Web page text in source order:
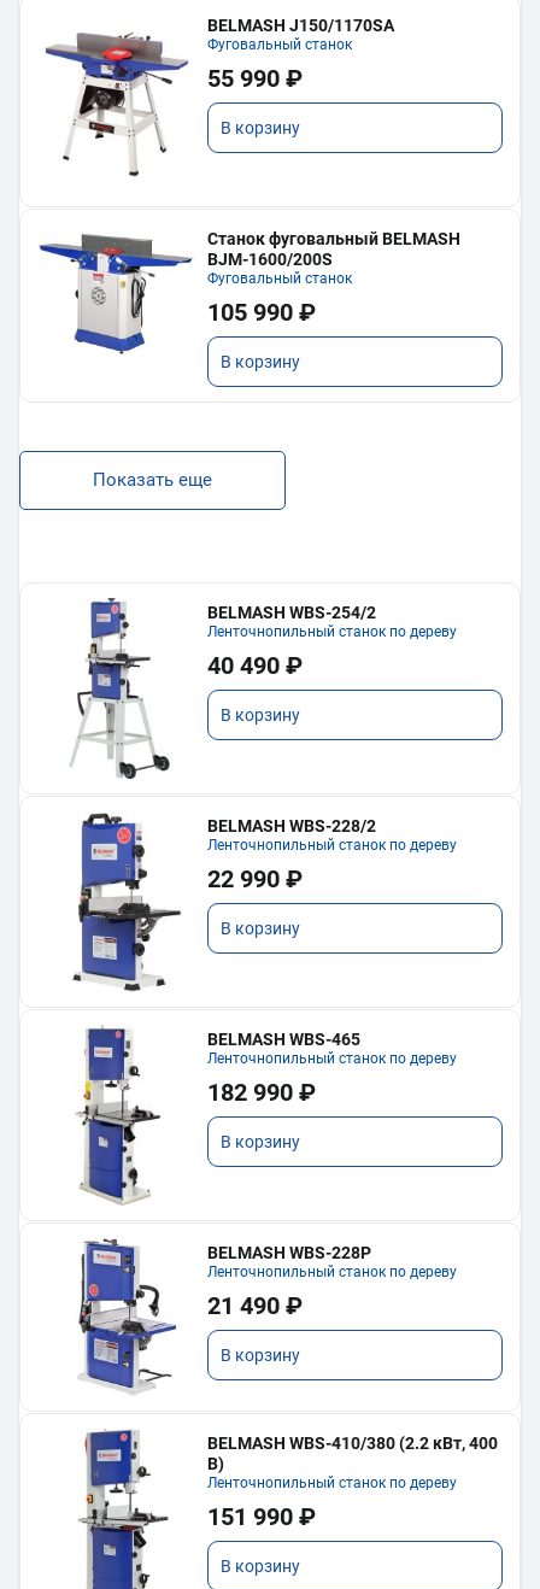
BELMASH J150/1170SA
Фуговальный станок
55 990 ₽
В корзину
Станок фуговальный BELMASH
BJM-1600/200S
Фуговальный станок
105 990 ₽
В корзину
Показать еще
BELMASH WBS-254/2
Ленточнопильный станок по дереву
40 490 ₽
В корзину
BELMASH WBS-228/2
Ленточнопильный станок по дереву
22 990 ₽
В корзину
BELMASH WBS-465
Ленточнопильный станок по дереву
182 990 ₽
В корзину
BELMASH WBS-228P
Ленточнопильный станок по дереву
21 490 ₽
В корзину
BELMASH WBS-410/380 (2.2 кВт, 400
В)
Ленточнопильный станок по дереву
151 990 ₽
В корзину